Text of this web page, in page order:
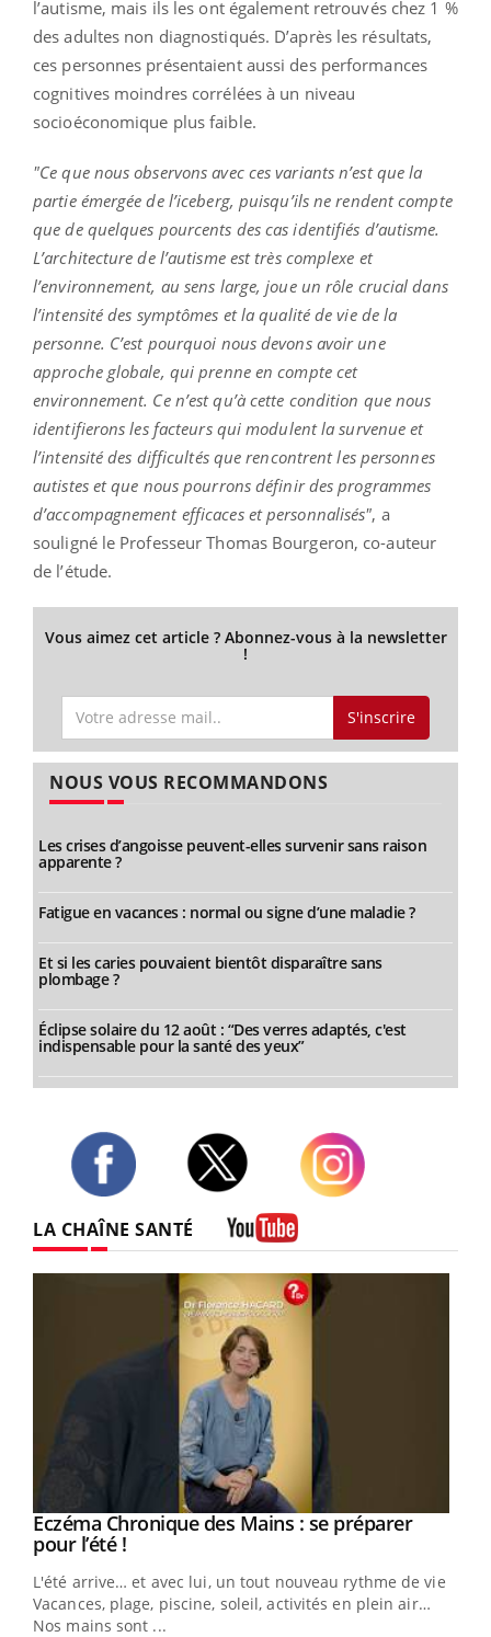
l’autisme, mais ils les ont également retrouvés chez 1 %
des adultes non diagnostiqués. D’après les résultats,
ces personnes présentaient aussi des performances
cognitives moindres corrélées à un niveau
socioéconomique plus faible.
"Ce que nous observons avec ces variants n’est que la
partie émergée de l’iceberg, puisqu’ils ne rendent compte
que de quelques pourcents des cas identifiés d’autisme.
L’architecture de l’autisme est très complexe et
l’environnement, au sens large, joue un rôle crucial dans
l’intensité des symptômes et la qualité de vie de la
personne. C’est pourquoi nous devons avoir une
approche globale, qui prenne en compte cet
environnement. Ce n’est qu’à cette condition que nous
identifierons les facteurs qui modulent la survenue et
l’intensité des difficultés que rencontrent les personnes
autistes et que nous pourrons définir des programmes
d’accompagnement efficaces et personnalisés", a
souligné le Professeur Thomas Bourgeron, co-auteur
de l’étude.
Vous aimez cet article ? Abonnez-vous à la newsletter
!
S'inscrire
NOUS VOUS RECOMMANDONS
Les crises d’angoisse peuvent-elles survenir sans raison
apparente ?
Fatigue en vacances : normal ou signe d’une maladie ?
Et si les caries pouvaient bientôt disparaître sans
plombage ?
Éclipse solaire du 12 août : “Des verres adaptés, c'est
indispensable pour la santé des yeux”
LA CHAÎNE SANTÉ
Youtube
Eczéma Chronique des Mains : se préparer
pour l’été !Youtube
L'été arrive… et avec lui, un tout nouveau rythme de vie !
Vacances, plage, piscine, soleil, activités en plein air…
Nos mains sont ...